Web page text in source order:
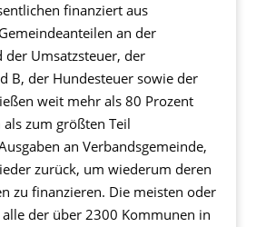
finanziert aus
an der
der Umsatzsteuer, der
B, der Hundesteuer sowie der
weit mehr als 80 Prozent
zum größten Teil
an Verbandsgemeinde,
zurück, um wiederum deren
zu finanzieren. Die meisten oder
alle der über 2300 Kommunen in